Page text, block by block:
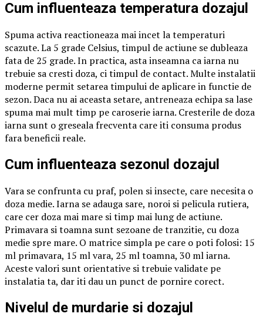
Cum influenteaza temperatura dozajul
Spuma activa reactioneaza mai incet la temperaturi
scazute. La 5 grade Celsius, timpul de actiune se dubleaza
fata de 25 grade. In practica, asta inseamna ca iarna nu
trebuie sa cresti doza, ci timpul de contact. Multe instalatii
moderne permit setarea timpului de aplicare in functie de
sezon. Daca nu ai aceasta setare, antreneaza echipa sa lase
spuma mai mult timp pe caroserie iarna. Cresterile de doza
iarna sunt o greseala frecventa care iti consuma produs
fara beneficii reale.
Cum influenteaza sezonul dozajul
Vara se confrunta cu praf, polen si insecte, care necesita o
doza medie. Iarna se adauga sare, noroi si pelicula rutiera,
care cer doza mai mare si timp mai lung de actiune.
Primavara si toamna sunt sezoane de tranzitie, cu doza
medie spre mare. O matrice simpla pe care o poti folosi: 15
ml primavara, 15 ml vara, 25 ml toamna, 30 ml iarna.
Aceste valori sunt orientative si trebuie validate pe
instalatia ta, dar iti dau un punct de pornire corect.
Nivelul de murdarie si dozajul